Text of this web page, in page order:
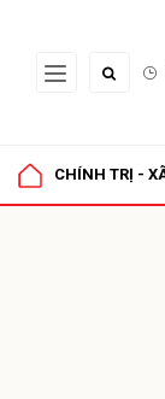
CHÍNH TRỊ -